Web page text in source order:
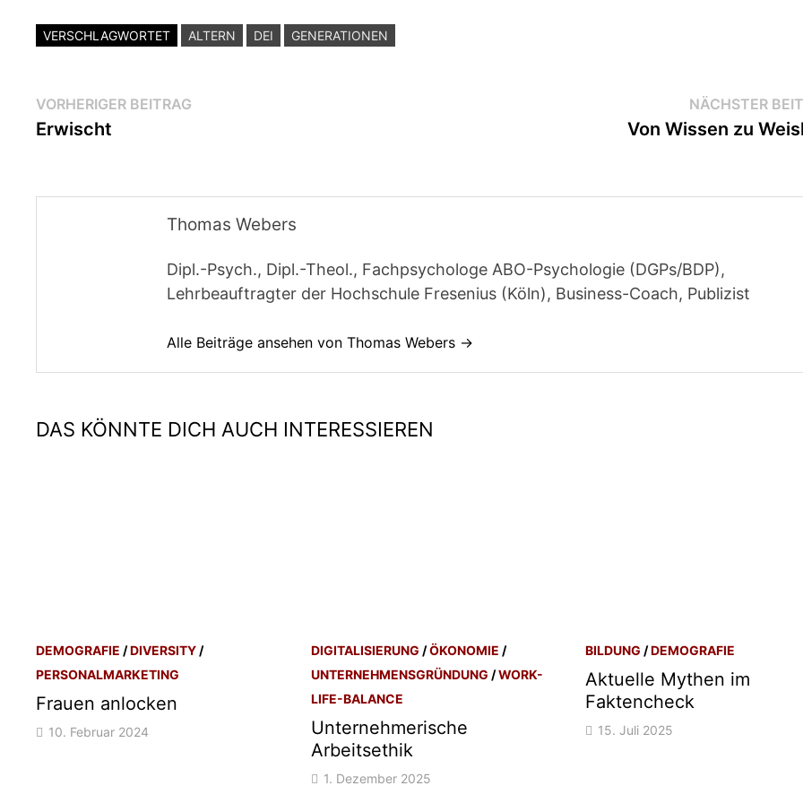
VERSCHLAGWORTET ALTERN DEI GENERATIONEN
Beitragsnavigation
VORHERIGER BEITRAG
Erwischt
NÄCHSTER
Von Wissen zu
Thomas Webers
Dipl.-Psych., Dipl.-Theol., Fachpsychologe ABO-Psychologie (DGPs/BDP),
Lehrbeauftragter der Hochschule Fresenius (Köln), Business-Coach, Publizist
Alle Beiträge ansehen von Thomas Webers →
DAS KÖNNTE DICH AUCH INTERESSIEREN
DEMOGRAFIE /DIVERSITY /
PERSONALMARKETING
Frauen anlocken
10. Februar 2024
DIGITALISIERUNG /ÖKONOMIE /
UNTERNEHMENSGRÜNDUNG /WORK-
LIFE-BALANCE
Unternehmerische
Arbeitsethik
1. Dezember 2025
BILDUNG /DEMOGRAFIE
Aktuelle Mythen im
Faktencheck
15. Juli 2025